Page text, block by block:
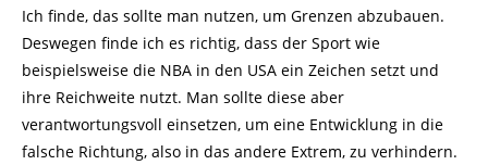
Ich finde, das sollte man nutzen, um Grenzen abzubauen.
Deswegen finde ich es richtig, dass der Sport wie
beispielsweise die NBA in den USA ein Zeichen setzt und
ihre Reichweite nutzt. Man sollte diese aber
verantwortungsvoll einsetzen, um eine Entwicklung in die
falsche Richtung, also in das andere Extrem, zu verhindern.